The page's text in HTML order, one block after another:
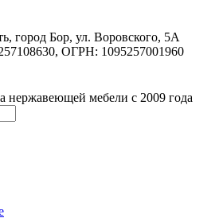
город Бор, ул. Воровского, 5А
ОГРН: 1095257001960
нержавеющей мебели с 2009 года